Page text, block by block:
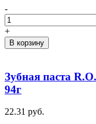
-
+
В корзину
Зубная паста
94г
22.31 руб.